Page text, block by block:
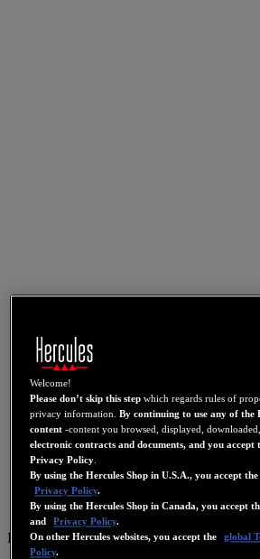
DE
Welcome!
Please don’t skip this step which regards rules of
privacy information.By continuing to use any of the
content -content you browsed, displayed,
electronic contracts and documents, and you accept
Privacy Policy
By using the Hercules Shop in U.S.A., you accept the
Privacy Policy.
By using the Hercules Shop in Canada, you accept
and
Privacy Policy.
On other Hercules websites, you accept the
global
Policy.